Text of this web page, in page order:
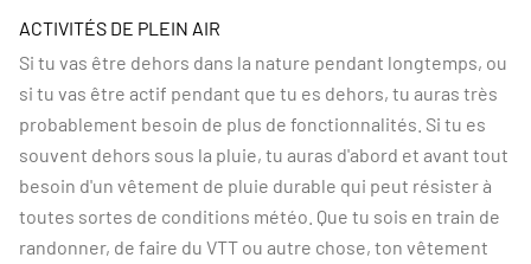
ACTIVITÉS DE PLEIN AIR
Si tu vas être dehors dans la nature pendant longtemps, ou
si tu vas être actif pendant que tu es dehors, tu auras très
probablement besoin de plus de fonctionnalités. Si tu es
souvent dehors sous la pluie, tu auras d'abord et avant tout
besoin d'un vêtement de pluie durable qui peut résister à
toutes sortes de conditions météo. Que tu sois en train de
randonner, de faire du VTT ou autre chose, ton vêtement